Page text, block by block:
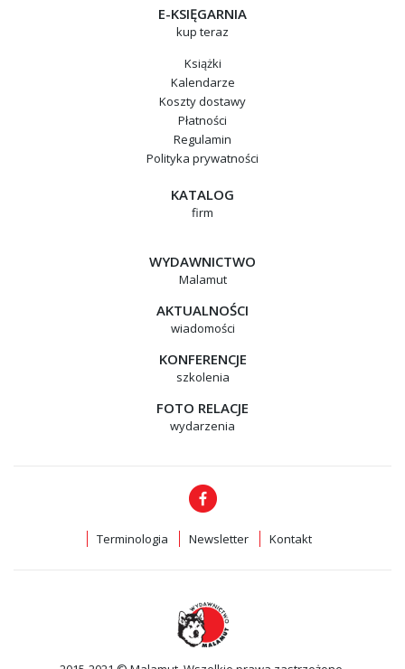
E-KSIĘGARNIA
kup teraz
Książki
Kalendarze
Koszty dostawy
Płatności
Regulamin
Polityka prywatności
KATALOG
firm
WYDAWNICTWO
Malamut
AKTUALNOŚCI
wiadomości
KONFERENCJE
szkolenia
FOTO RELACJE
wydarzenia
Terminologia Newsletter Kontakt